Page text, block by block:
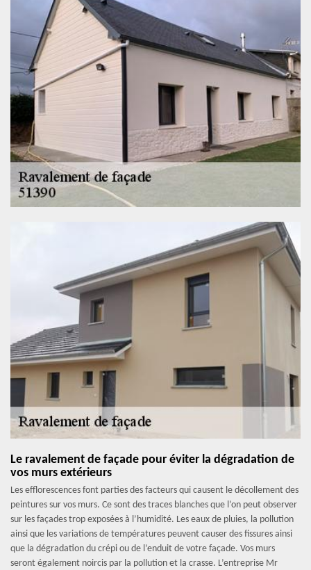
Le ravalement de façade pour éviter la dégradation de
vos murs extérieurs
Les efflorescences font parties des facteurs qui causent le décollement des
peintures sur vos murs. Ce sont des traces blanches que l’on peut observer
sur les façades trop exposées à l’humidité. Les eaux de pluies, la pollution
ainsi que les variations de températures peuvent causer des fissures ainsi
que la dégradation du crépi ou de l’enduit de votre façade. Vos murs
seront également noircis par la pollution et la crasse. L’entreprise Mr